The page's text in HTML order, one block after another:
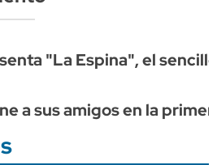
"La Espina", el
a sus amigos en la